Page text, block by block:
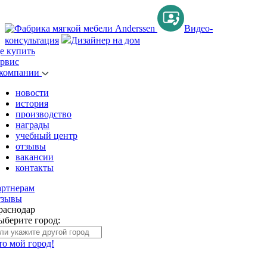
Видео-
консультация
Дизайнер на дом
купить
новости
история
производство
награды
учебный центр
отзывы
вакансии
контакты
город:
мой город!